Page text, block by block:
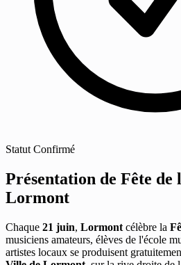
Statut Confirmé
Présentation de Fête de
Lormont
Chaque 21 juin, Lormont célèbre la
musiciens amateurs, élèves de l'école
artistes locaux se produisent